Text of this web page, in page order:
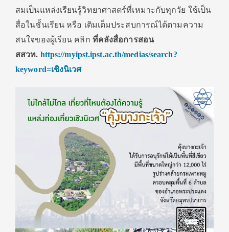
สมเป็นแหล่งเรียนรู้วิทยาศาสตร์ที่เหมาะกับทุกวัย ใช้เป็น
สื่อในชั้นเรียน หรือ เติมเต็มประสบการณ์ได้ตามความ
สนใจของผู้เรียน คลิก ที่คลังสื่อการสอน
สสวท. https://myipst.ipst.ac.th/medias/search?
keyword=เชิงนิเวศ